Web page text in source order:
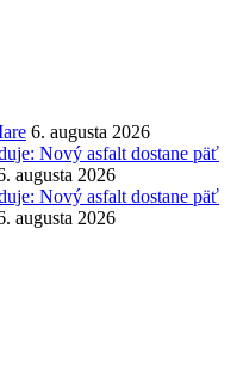
6. augusta 2026
Nový asfalt dostane päť
augusta 2026
Nový asfalt dostane päť
augusta 2026